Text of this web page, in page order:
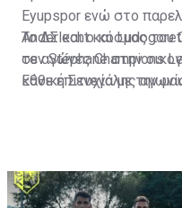
Eyupspor ενώ στο
Anderlecht και
σε αγώνες Champions
Εθνική Σενεγάλης
άριστη τοποθέτηση σε
Το ΔΣ και ο κόσμος του
τον Stéphane στην
κάθε επιτυχία με την